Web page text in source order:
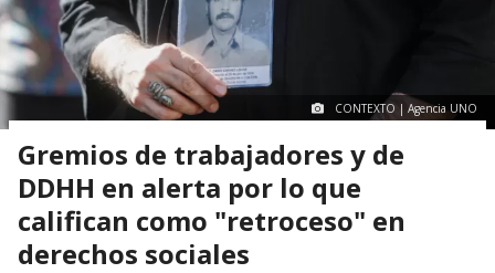
CONTEXTO | Agencia UNO
Gremios de trabajadores y de
DDHH en alerta por lo que
califican como "retroceso" en
derechos sociales